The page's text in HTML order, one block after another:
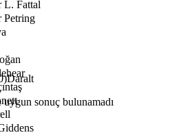
L. Fattal
Petring
Daralt
sonuç bulunamadı